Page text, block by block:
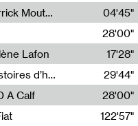
Bathi Diabaye - Tambacounda (Pierrick Mouton)
04'45"
28'00"
Lafon
Lafon
17'28"
Paysages animés #3 : Prairies – Histoires d’herbes et d’humains
29'44"
A Calf
28'00"
122'57"